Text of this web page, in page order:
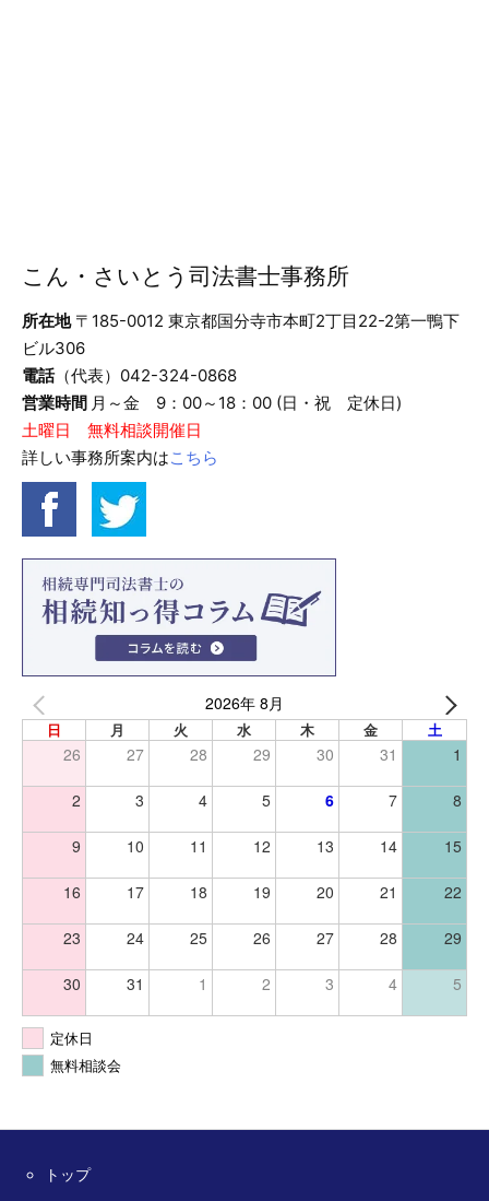
こん・さいとう司法書士事務所
所在地〒185-0012 東京都国分寺市本町2丁目22-2第一鴨下
ビル306
電話（代表）042-324-0868
営業時間 月～金 9：00～18：00 (日・祝 定休日)
土曜日 無料相談開催日
詳しい事務所案内はこちら
2026年 8月
日 月 火 水 木 金 土
26 27 28 29 30 31 1
2 3 4 5 6 7 8
9 10 11 12 13 14 15
16 17 18 19 20 21 22
23 24 25 26 27 28 29
30 31 1 2 3 4 5
定休日
無料相談会
トップ